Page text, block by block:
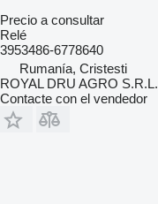
Precio a consultar
Relé
3953486-6778640
Rumanía, Cristesti
ROYAL DRU AGRO S.R.L.
Contacte con el vendedor